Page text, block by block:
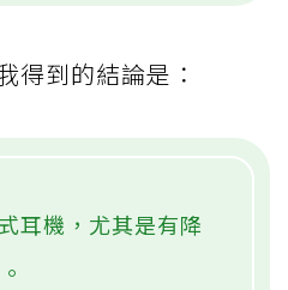
得到的結論是：
耳機，尤其是有降